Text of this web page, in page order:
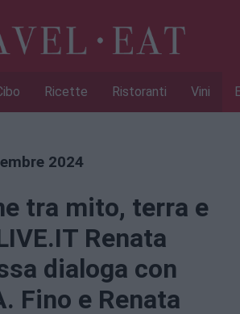
Ricette Ristoranti Vini
2024
tra mito, terra e
Renata
dialoga con
Fino e Renata